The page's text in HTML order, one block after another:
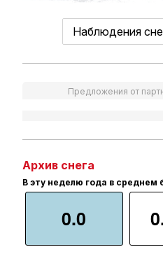
Наблюдения
Предложения от
Архив снега
В эту неделю года в среднем
0.0